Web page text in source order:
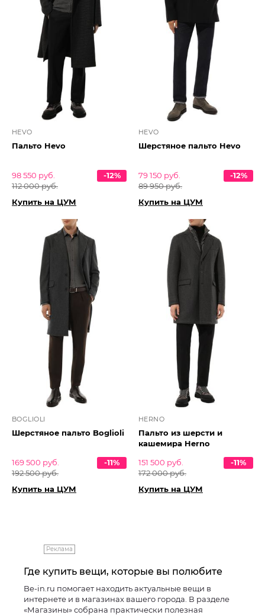
HEVO
Пальто Hevo
98 550 руб.
112 000 руб.
-12%
Купить на ЦУМ
HEVO
Шерстяное пальто Hevo
79 150 руб.
89 950 руб.
-12%
Купить на ЦУМ
BOGLIOLI
Шерстяное пальто Boglioli
169 500 руб.
192 500 руб.
-11%
Купить на ЦУМ
HERNO
Пальто из шерсти и
кашемира Herno
151 500 руб.
172 000 руб.
-11%
Купить на ЦУМ
Реклама
Где купить вещи, которые вы полюбите
Be-in.ru помогает находить актуальные вещи в
интернете и в магазинах вашего города. В разделе
«Магазины» собрана практически полезная